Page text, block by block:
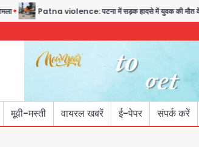
Patna violence: पटना में सड़क हादसे में युवक की मौत के बाद
मूवी-मस्ती वायरल खबरें ई-पेपर संपर्क करें